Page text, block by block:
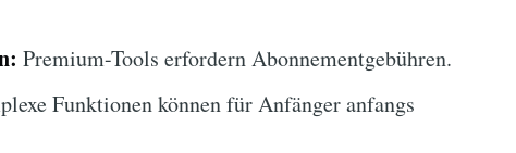
Premium-Tools erfordern Abonnementgebühren.
Funktionen können für Anfänger anfangs